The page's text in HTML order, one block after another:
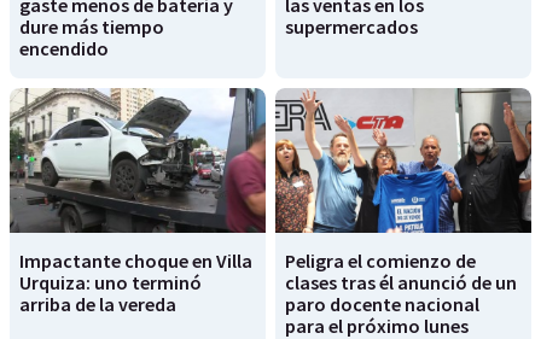
gaste menos de batería y
dure más tiempo
encendido
las ventas en los
supermercados
Impactante choque en Villa
Urquiza: uno terminó
arriba de la vereda
Peligra el comienzo de
clases tras él anunció de un
paro docente nacional
para el próximo lunes